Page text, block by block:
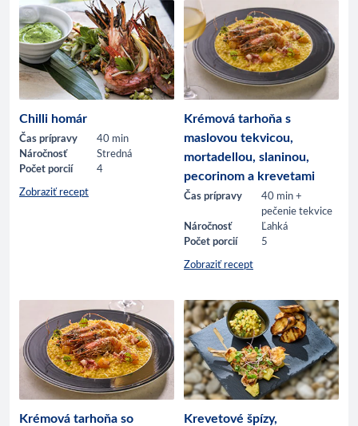
Chilli homár
Čas prípravy
40 min
Náročnosť
Stredná
Počet porcií
4
Zobraziť recept
Krémová tarhoňa s
maslovou tekvicou,
mortadellou, slaninou,
pecorinom a krevetami
Čas prípravy
40 min +
pečenie tekvice
Náročnosť
Ľahká
Počet porcií
5
Zobraziť recept
Krémová tarhoňa so
Krevetové špízy,